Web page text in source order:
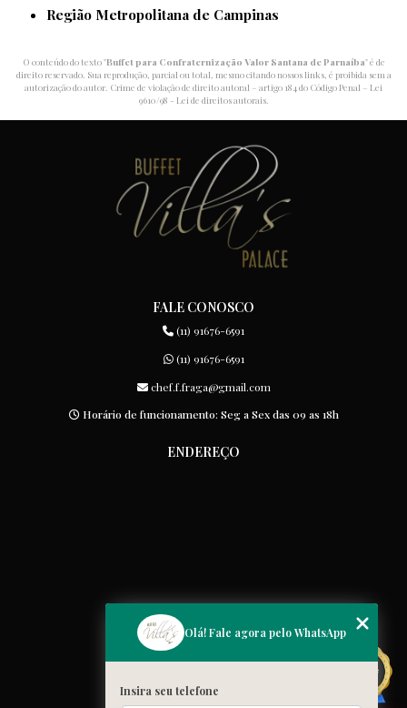
Região Metropolitana de Campinas
O conteúdo do texto "Buffet para Confraternização Valor Santana de Parnaíba" é de
direito reservado. Sua reprodução, parcial ou total, mesmo citando nossos links, é proibida sem a
autorização do autor. Crime de violação de direito autoral – artigo 184 do Código Penal – Lei
9610/98 - Lei de direitos autorais.
FALE CONOSCO
(11) 91676-6591
(11) 91676-6591
chef.f.fraga@gmail.com
Horário de funcionamento: Seg a Sex das 09 as 18h
ENDEREÇO
MENU
Home
Olá! Fale agora pelo WhatsApp
Insira seu telefone